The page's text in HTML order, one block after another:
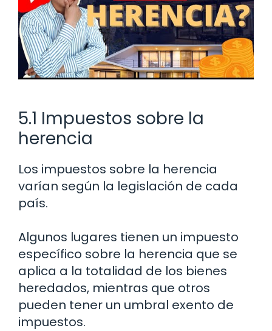
5.1 Impuestos sobre la
herencia
Los impuestos sobre la herencia
varían según la legislación de cada
país.
Algunos lugares tienen un impuesto
específico sobre la herencia que se
aplica a la totalidad de los bienes
heredados, mientras que otros
pueden tener un umbral exento de
impuestos.